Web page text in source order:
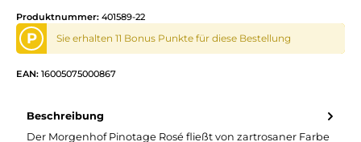
Produktnummer: 401589-22
P Sie erhalten 11 Bonus Punkte für diese Bestellung
EAN: 16005075000867
Beschreibung
Der Morgenhof Pinotage Rosé fließt von zartrosaner Farbe